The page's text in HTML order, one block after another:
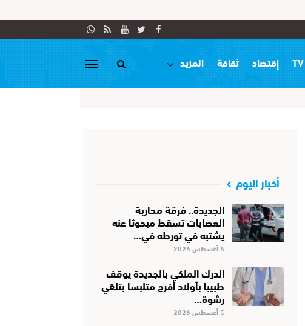
إقتصاد ثقافة المزيد
أخبار اليوم
الجديدة.. فرقة محاربة
العصابات تسقط مبحوثا عنه
يشتبه في تورطه في…
6 أغسطس 2026
الدرك الملكي بالجديدة يوقف
طبيبا بأولاد أفرج متلبسا بتلقي
رشوة…
5 أغسطس 2026